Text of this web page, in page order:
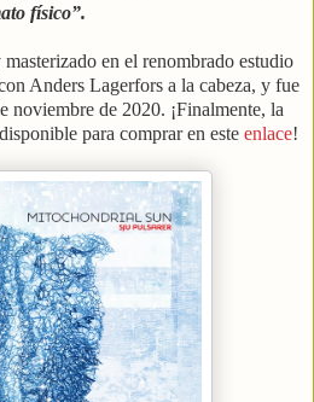
físico”.
en el renombrado estudio
Anders Lagerfors a la cabeza, y fue
noviembre de 2020. ¡Finalmente, la
para comprar en este enlace!